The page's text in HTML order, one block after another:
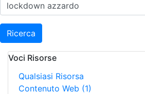
Ricerca
Voci Risorse
Qualsiasi Risorsa
Contenuto Web (1)